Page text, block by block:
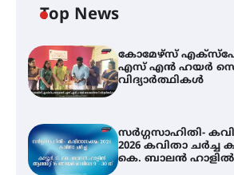
Top News
കോമേഴ്സ്
എസ് എൻ ഹയർ
വിദ്യാർത്ഥികൾ
സർഗ്ഗസാഹിതി-
2026 കവിതാ ചർച്ച
കെ. ബാലൻ ഹാളിൽ